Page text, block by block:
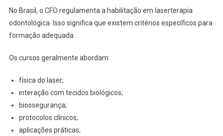
No Brasil, o CFO regulamenta a habilitação em laserterapia
odontológica. Isso significa que existem critérios específicos para
formação adequada.
Os cursos geralmente abordam:
física do laser;
interação com tecidos biológicos;
biossegurança;
protocolos clínicos;
aplicações práticas;